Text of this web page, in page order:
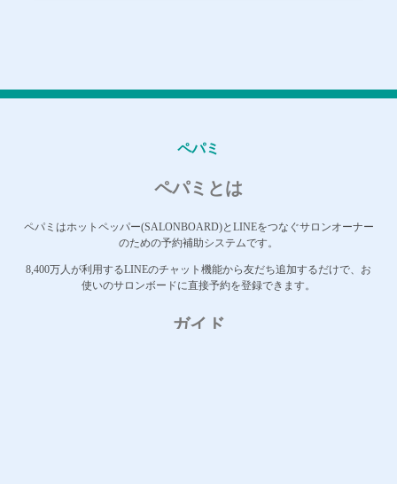
ペパミ
ペパミとは
ペパミはホットペッパー(SALONBOARD)とLINEをつなぐサロンオーナー
のための予約補助システムです。
8,400万人が利用するLINEのチャット機能から友だち追加するだけで、お
使いのサロンボードに直接予約を登録できます。
ガイド